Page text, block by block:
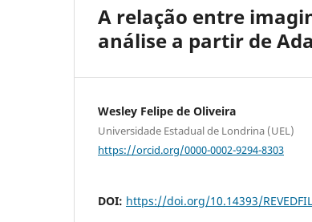
A relação entre
análise a partir de
Wesley Felipe de Oliveira
Universidade Estadual de Londrina (UEL)
https://orcid.org/0000-0002-9294-8303
DOI: https://doi.org/10.14393/